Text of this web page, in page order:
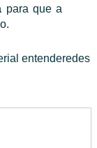
para que a
entenderedes